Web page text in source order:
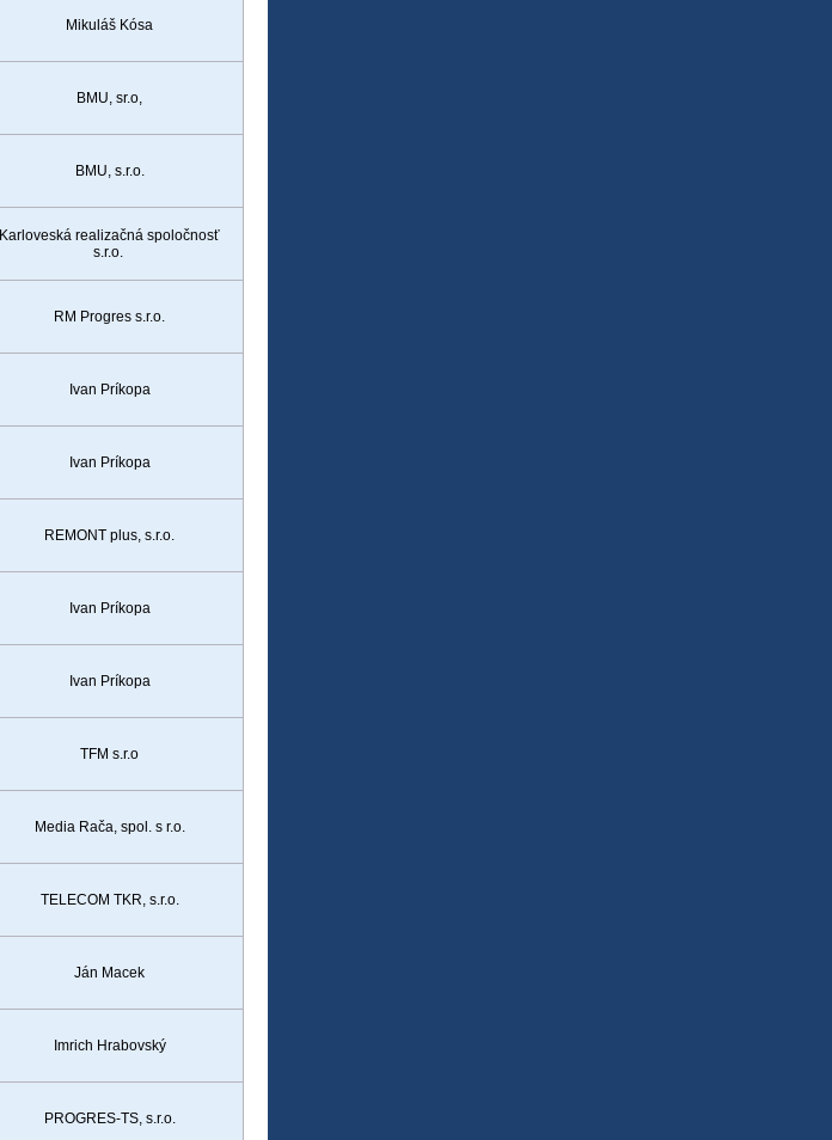
Mikuláš Kósa
BMU, sr.o,
BMU, s.r.o.
Karloveská realizačná spoločnosť
s.r.o.
RM Progres s.r.o.
Ivan Príkopa
Ivan Príkopa
REMONT plus, s.r.o.
Ivan Príkopa
Ivan Príkopa
TFM s.r.o
Media Rača, spol. s r.o.
TELECOM TKR, s.r.o.
Ján Macek
Imrich Hrabovský
PROGRES-TS, s.r.o.